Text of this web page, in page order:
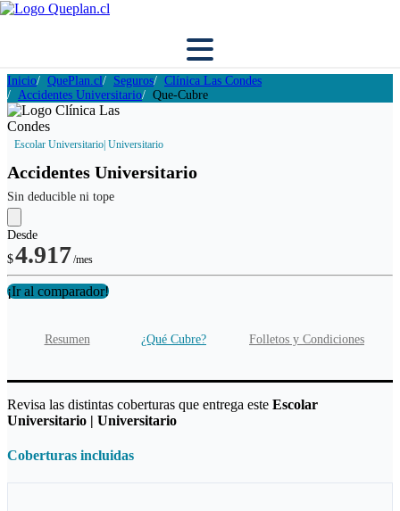
Inicio QuePlan.cl Seguros
Clínica Las Condes
Accidentes Universitario
Que-Cubre
Escolar Universitario | Universitario
Accidentes Universitario
Sin deducible ni tope
Desde
$4.917/mes
¡Ir al comparador!
Resumen ¿Qué Cubre? Folletos y Condiciones
Revisa las distintas coberturas que entrega este Escolar
Universitario | Universitario
Coberturas incluidas